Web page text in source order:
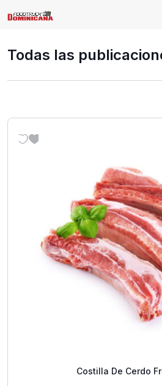
Todas las
Costilla De Cerdo